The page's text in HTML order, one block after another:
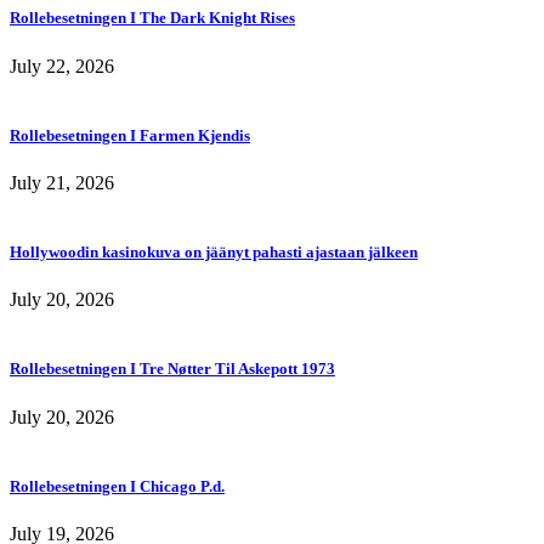
Rollebesetningen I The Dark Knight Rises
July 22, 2026
Rollebesetningen I Farmen Kjendis
July 21, 2026
Hollywoodin kasinokuva on jäänyt pahasti ajastaan jälkeen
July 20, 2026
Rollebesetningen I Tre Nøtter Til Askepott 1973
July 20, 2026
Rollebesetningen I Chicago P.d.
July 19, 2026